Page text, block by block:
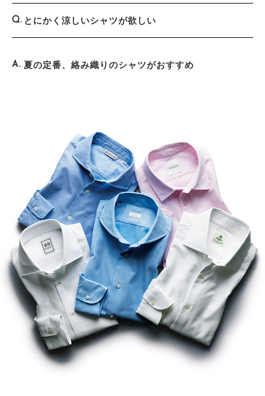
とにかく涼しいシャツが欲しい
夏の定番、絡み織りのシャツがおすすめ